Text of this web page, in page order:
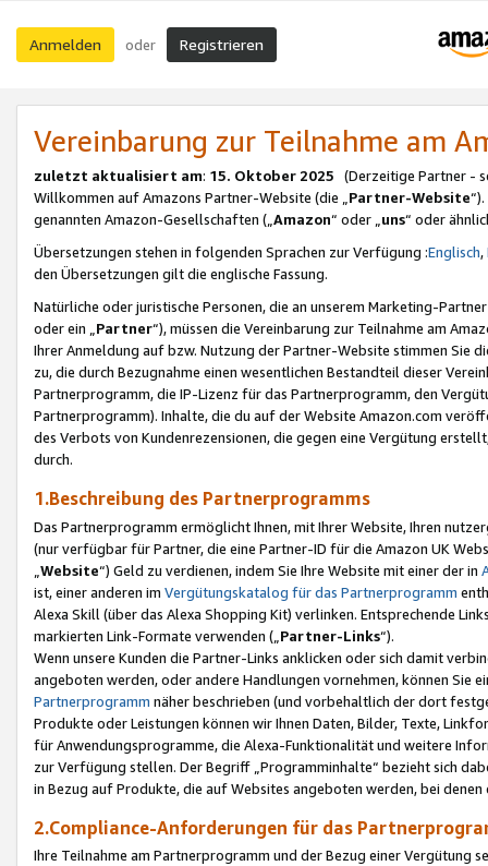
Anmelden oder Registrieren
Vereinbarung zur Teilnahme am
zuletzt aktualisiert am: 15. Oktober 2025 (Derzeitige Partner -
Willkommen auf Amazons Partner-Website (die „Partner-Website
genannten Amazon-Gesellschaften („Amazon“ oder „uns“ oder
Übersetzungen stehen in folgenden Sprachen zur Verfügung :Englisch,
den Übersetzungen gilt die englische Fassung.
Natürliche oder juristische Personen, die an unserem Marketing-
oder ein „Partner“), müssen die Vereinbarung zur Teilnahme am
Ihrer Anmeldung auf bzw. Nutzung der Partner-Website stimmen Sie
zu, die durch Bezugnahme einen wesentlichen Bestandteil dieser
Partnerprogramm, die IP-Lizenz für das Partnerprogramm, den
Partnerprogramm). Inhalte, die du auf der Website Amazon.com
des Verbots von Kundenrezensionen, die gegen eine Vergütung
durch.
1.Beschreibung des Partnerprogramms
Das Partnerprogramm ermöglicht Ihnen, mit Ihrer Website, Ihren
(nur verfügbar für Partner, die eine Partner-ID für die Amazon UK
Website“) Geld zu verdienen, indem Sie Ihre Website mit einer der in
ist, einer anderen im Vergütungskatalog für das Partnerprogramm
Alexa Skill (über das Alexa Shopping Kit) verlinken. Entsprechende
markierten Link-Formate verwenden („ Partner-Links“).
Wenn unsere Kunden die Partner-Links anklicken oder sich damit
angeboten werden, oder andere Handlungen vornehmen, können Sie
Partnerprogramm näher beschrieben (und vorbehaltlich der dort
Produkte oder Leistungen können wir Ihnen Daten, Bilder, Texte,
für Anwendungsprogramme, die Alexa-Funktionalität und weitere
zur Verfügung stellen. Der Begriff „Programminhalte“ bezieht sich
in Bezug auf Produkte, die auf Websites angeboten werden, bei
2.Compliance-Anforderungen für das
Ihre Teilnahme am Partnerprogramm und der Bezug einer Vergütung